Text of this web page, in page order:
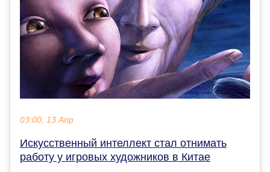
03:00, 13 Апр
Искусственный интеллект стал отнимать
работу у игровых художников в Китае